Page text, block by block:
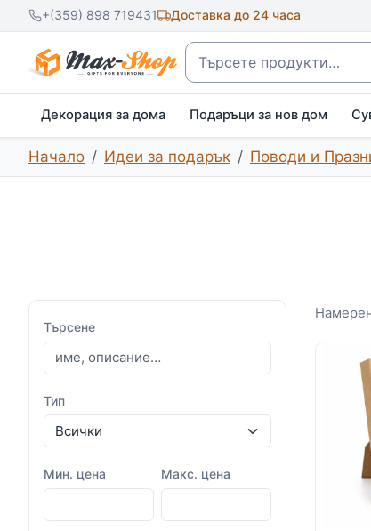
+(359) 898 719431 Доставка до 24 часа
Търсене
Декорация за дома Подаръци за нов дом
Начало Идеи за подарък Поводи и
Търсене
Тип
Мин. цена Макс. цена